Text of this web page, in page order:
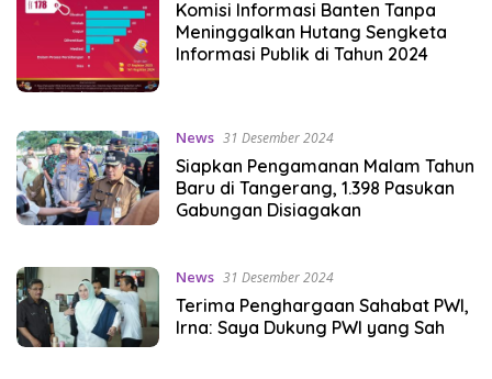
Komisi Informasi Banten Tanpa
Meninggalkan Hutang Sengketa
Informasi Publik di Tahun 2024
News 31 Desember 2024
Siapkan Pengamanan Malam Tahun
Baru di Tangerang, 1.398 Pasukan
Gabungan Disiagakan
News 31 Desember 2024
Terima Penghargaan Sahabat PWI,
Irna: Saya Dukung PWI yang Sah